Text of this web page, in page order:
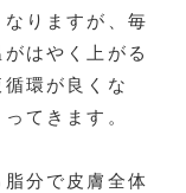
りますが、毎
はやく上がる
環が良くな
てきます。
分で皮膚全体